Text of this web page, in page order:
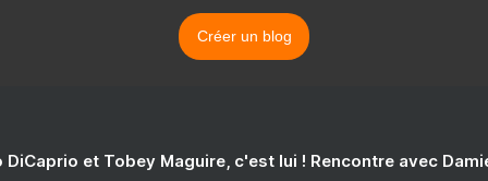
Créer un blog
DiCaprio et Tobey Maguire, c'est lui ! Rencontre avec